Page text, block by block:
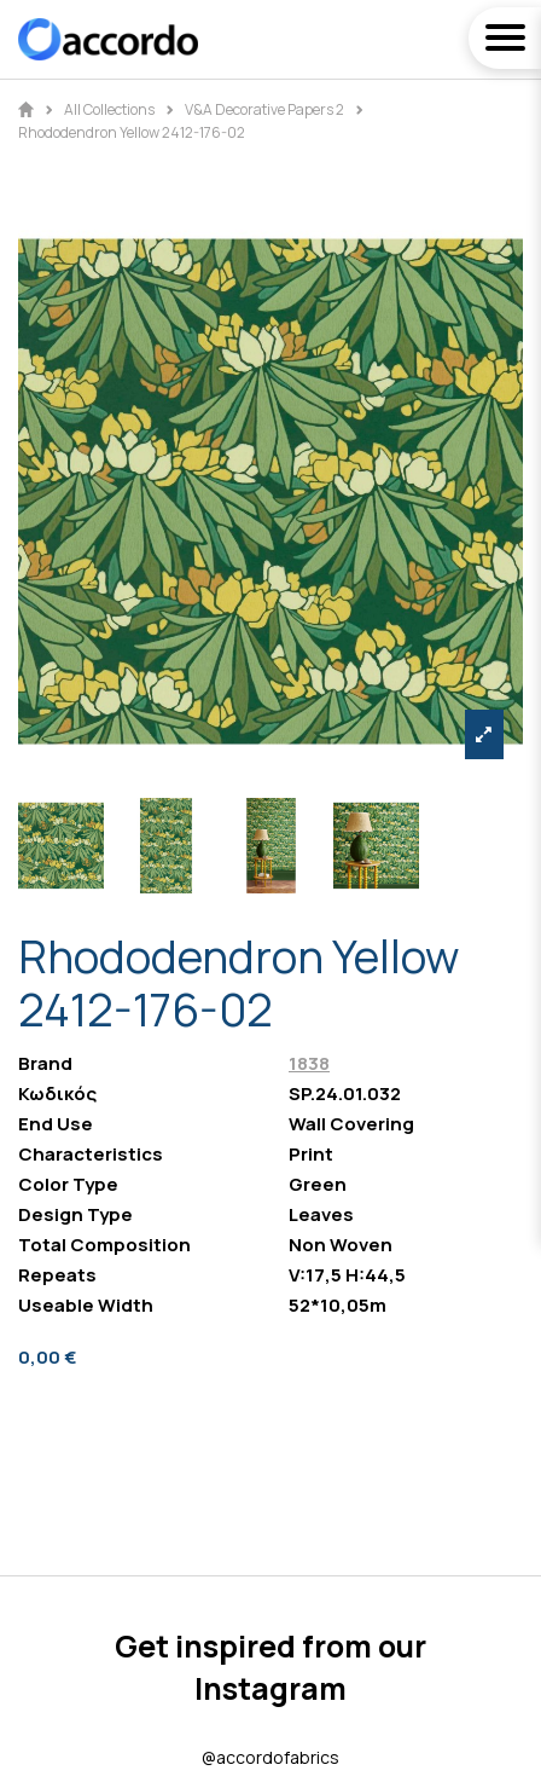
All Collections
V&A Decorative Papers 2
Rhododendron Yellow 2412-176-02
Rhododendron Yellow
2412-176-02
Brand
1838
Κωδικός
SP.24.01.032
End Use
Wall Covering
Characteristics
Print
Color Type
Green
Design Type
Leaves
Total Composition
Non Woven
Repeats
V:17,5 H:44,5
Useable Width
52*10,05m
0,00 €
Get inspired from our
Instagram
@accordofabrics